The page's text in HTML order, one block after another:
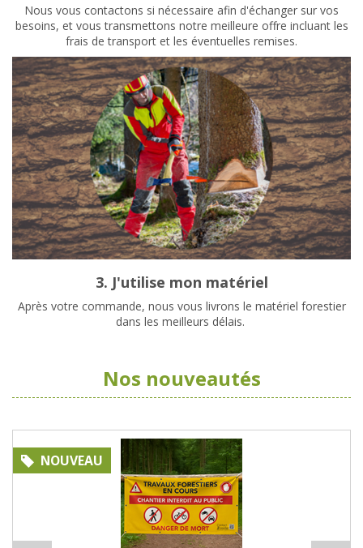
Nous vous contactons si nécessaire afin d'échanger sur vos
besoins, et vous transmettons notre meilleure offre incluant les
frais de transport et les éventuelles remises.
3. J'utilise mon matériel
Après votre commande, nous vous livrons le matériel forestier
dans les meilleurs délais.
Nos nouveautés
NOUVEAU